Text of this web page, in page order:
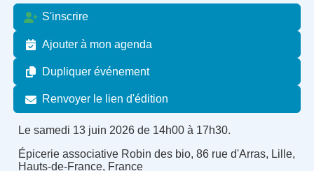
S'inscrire
Ajouter à mon agenda
Dupliquer événement
Renvoyer le lien d'édition
Le samedi 13 juin 2026 de 14h00 à 17h30.
Épicerie associative Robin des bio, 86 rue d'Arras, Lille,
Hauts-de-France, France